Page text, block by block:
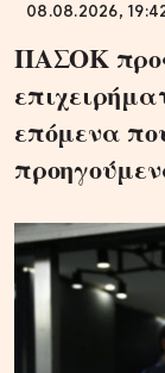
08.08.2026,
ΠΑΣΟΚ
επόμενα